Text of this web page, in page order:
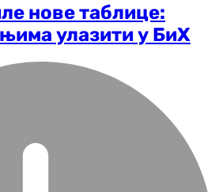
нове таблице:
улазити у БиХ